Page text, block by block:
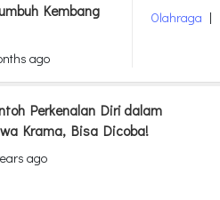
Kembang
ago
Olahraga |
Perkenalan Diri dalam
Krama, Bisa Dicoba!
ago